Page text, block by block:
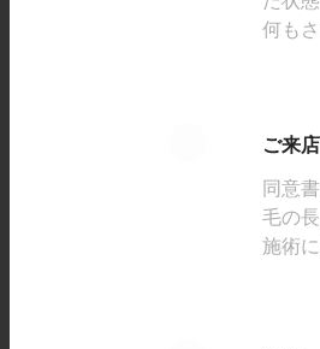
何も
ご来
同意
毛の
施術